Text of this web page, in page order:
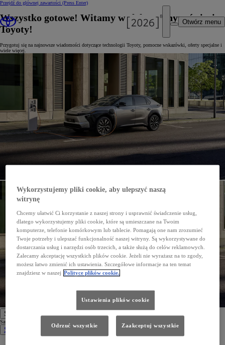
Przejdź do głównej zawartości (Press Enter)
Otwórz menu
Wszystko gotowe! Witamy w elektrycznym świecie
Toyoty!
Przygotuj się na najnowsze wiadomości dotyczące technologii Toyoty, pomocne wskazówki, oferty specjalne i
wiele więcej.
Samochody
Samochody
Samochody osobowe
Wykorzystujemy pliki cookie, aby ulepszyć naszą
witrynę
Chcemy ułatwić Ci korzystanie z naszej strony i usprawnić świadczenie usług,
dlatego wykorzystujemy pliki cookie, które są umieszczane na Twoim
komputerze, telefonie komórkowym lub tablecie. Pomagają one nam zrozumieć
Twoje potrzeby i ulepszać funkcjonalność naszej witryny. Są wykorzystywane do
dostarczania usług i narzędzi osób trzecich, a także służą do celów reklamowych.
Zalecamy akceptację wszystkich plików cookie. Jeżeli nie wyrażasz na to zgody,
możesz łatwo zmienić ich ustawienia. Szczegółowe informacje na ten temat
znajdziesz w naszej Polityce plików cookie.
Ustawienia plików cookie
Odrzuć wszystkie Zaakceptuj wszystkie